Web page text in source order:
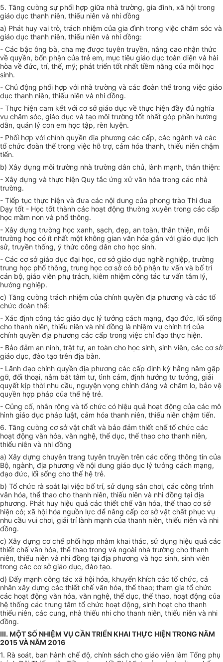
5. Tăng cường sự phối hợp giữa nhà trường, gia đình, xã hội trong
giáo dục thanh niên, thiếu niên và nhi đồng
a) Phát huy vai trò, trách nhiệm của gia đình trong việc chăm sóc và
giáo dục thanh niên, thiếu niên và nhi đồng:
- Các bậc ông bà, cha mẹ được tuyên truyền, nâng cao nhận thức
về quyền, bổn phận của trẻ em, mục tiêu giáo dục toàn diện và hài
hòa về đức, trí, thể, mỹ; phát triển tốt nhất tiềm năng của mỗi học
sinh.
- Chủ động phối hợp với nhà trường và các đoàn thể trong việc giáo
dục thanh niên, thiếu niên và nhi đồng.
- Thực hiện cam kết với cơ sở giáo dục về thực hiện đầy đủ nghĩa
vụ chăm sóc, giáo dục và tạo môi trường tốt nhất góp phần hướng
dẫn, quản lý con em học tập, rèn luyện.
- Phối hợp với chính quyền địa phương các cấp, các ngành và các
tổ chức đoàn thể trong việc hỗ trợ, cảm hóa thanh, thiếu niên chậm
tiến.
b) Xây dựng môi trường nhà trường dân chủ, lành mạnh, thân thiện:
- Xây dựng và thực hiện Quy tắc ứng xử văn hóa trong các nhà
trường.
- Tiếp tục thực hiện và đưa các nội dung của phong trào Thi đua
Dạy tốt - Học tốt thành các hoạt động thường xuyên trong các cấp
học mầm non và phổ thông.
- Xây dựng trường học xanh, sạch, đẹp, an toàn, thân thiện, mỗi
trường học có ít nhất một không gian văn hóa gắn với giáo dục lịch
sử, truyền thống, ý thức công dân cho học sinh.
- Các cơ sở giáo dục đại học, cơ sở giáo dục nghề nghiệp, trường
trung học phổ thông, trung học cơ sở có bộ phận tư vấn và bố trí
cán bộ, giáo viên phụ trách, kiêm nhiệm công tác tư vấn tâm lý,
hướng nghiệp.
c) Tăng cường trách nhiệm của chính quyền địa phương và các tổ
chức đoàn thể:
- Xác định công tác giáo dục lý tưởng cách mạng, đạo đức, lối sống
cho thanh niên, thiếu niên và nhi đồng là nhiệm vụ chính trị của
chính quyền địa phương các cấp trong việc chỉ đạo thực hiện.
- Bảo đảm an ninh, trật tự, an toàn cho học sinh, sinh viên, các cơ sở
giáo dục, đào tạo trên địa bàn.
- Lãnh đạo chính quyền địa phương các cấp định kỳ hằng năm gặp
gỡ, đối thoại, nắm bắt tâm tư, tình cảm, định hướng tư tưởng, giải
quyết kịp thời nhu cầu, nguyện vọng chính đáng và chăm lo, bảo vệ
quyền hợp pháp của thế hệ trẻ.
- Củng cố, nhân rộng và tổ chức có hiệu quả hoạt động của các mô
hình giáo dục pháp luật, cảm hóa thanh niên, thiếu niên chậm tiến.
6. Tăng cường cơ sở vật chất và bảo đảm thiết chếtổ chức các
hoạt động văn hóa, văn nghệ, thể dục, thể thao cho thanh niên,
thiếu niên và nhi đồng
a) Xây dựng chuyên trang tuyên truyền trên các cổng thông tin của
Bộ, ngành, địa phương về nội dung giáo dục lý tưởng cách mạng,
đạo đức, lối sống cho thế hệ trẻ.
b) Tổ chức rà soát lại việc bố trí, sử dụng sân chơi, các công trình
văn hóa, thể thao cho thanh niên, thiếu niên và nhi đồng tại địa
phương. Phát huy hiệu quả các thiết chế văn hóa, thể thao cơ sở
hiện có; xã hội hóa nguồn lực để nâng cấp cơ sở vật chất phục vụ
nhu cầu vui chơi, giải trí lành mạnh của thanh niên, thiếu niên và nhi
đồng.
c) Xây dựng cơ chế phối hợp nhằm khai thác, sử dụng hiệu quả các
thiết chế văn hóa, thể thao trong và ngoài nhà trường cho thanh
niên, thiếu niên và nhi đồng tại địa phương và học sinh, sinh viên
trong các cơ sở giáo dục, đào tạo.
d) Đẩy mạnh công tác xã hội hóa, khuyến khích các tổ chức, cá
nhân xây dựng các thiết chế văn hóa, thể thao; tham gia tổ chức
các hoạt động văn hóa, văn nghệ, thể dục, thể thao, hoạt động của
hệ thống các trung tâm tổ chức hoạt động, sinh hoạt cho thanh
thiếu niên, các cung, nhà thiếu nhi cho thanh niên, thiếu niên và nhi
đồng.
III. MỘT SỐ NHIỆM VỤ CẦN TRIỂN KHAI THỰC HIỆN TRONG NĂM
2015 VÀ NĂM 2016
1. Rà soát, ban hành chế độ, chính sách cho giáo viên làm Tổng phụ